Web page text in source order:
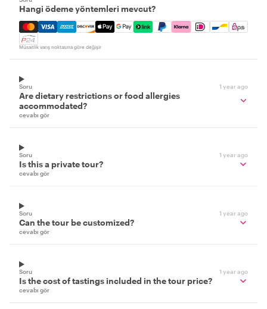
Hangi ödeme yöntemleri mevcut?
Mastercard, Visa, Amex, Discover, Apple Pay, Google
Müsaitlik varış noktasına göre değişir
Soru 1 year ago
Are dietary restrictions or food allergies
accommodated?
cevabı gör
Soru 1 year ago
Is this a private tour?
cevabı gör
Soru 1 year ago
Can the tour be customized?
cevabı gör
Soru 1 year ago
Is the cost of tastings included in the tour price?
cevabı gör